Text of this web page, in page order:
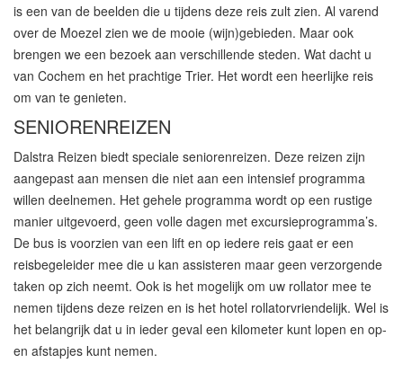
is een van de beelden die u tijdens deze reis zult zien. Al varend
over de Moezel zien we de mooie (wijn)gebieden. Maar ook
brengen we een bezoek aan verschillende steden. Wat dacht u
van Cochem en het prachtige Trier. Het wordt een heerlijke reis
om van te genieten.
SENIORENREIZEN
Dalstra Reizen biedt speciale seniorenreizen. Deze reizen zijn
aangepast aan mensen die niet aan een intensief programma
willen deelnemen. Het gehele programma wordt op een rustige
manier uitgevoerd, geen volle dagen met excursieprogramma’s.
De bus is voorzien van een lift en op iedere reis gaat er een
reisbegeleider mee die u kan assisteren maar geen verzorgende
taken op zich neemt. Ook is het mogelijk om uw rollator mee te
nemen tijdens deze reizen en is het hotel rollatorvriendelijk. Wel is
het belangrijk dat u in ieder geval een kilometer kunt lopen en op-
en afstapjes kunt nemen.